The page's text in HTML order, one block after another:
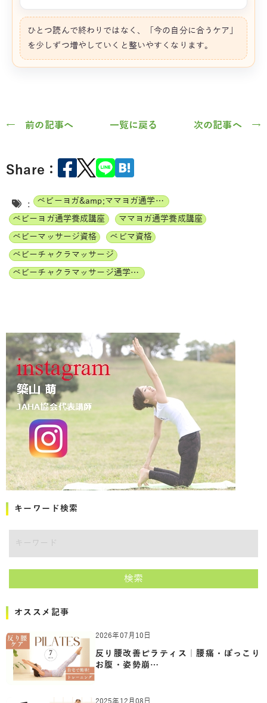
ひとつ読んで終わりではなく、「今の自分に合うケア」
を少しずつ増やしていくと整いやすくなります。
← 前の記事へ 一覧に戻る 次の記事へ →
Share：
:
ベビーヨガ&amp;ママヨガ通学養成講座
ベビーヨガ通学養成講座
ママヨガ通学養成講座
ベビーマッサージ資格
ベビマ資格
ベビーチャクラマッサージ
ベビーチャクラマッサージ通学養成講座
キーワード検索
検索
オススメ記事
2026年07月10日
反り腰改善ピラティス｜腰痛・ぽっこり
お腹・姿勢崩…
2025年12月08日